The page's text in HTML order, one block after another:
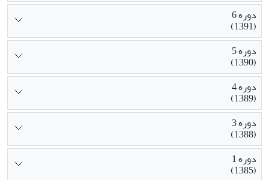
دوره 6
(1391)
دوره 5
(1390)
دوره 4
(1389)
دوره 3
(1388)
دوره 1
(1385)